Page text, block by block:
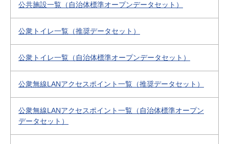
公共施設一覧（自治体標準オープンデータセット）
公衆トイレ一覧（推奨データセット）
公衆トイレ一覧（自治体標準オープンデータセット）
公衆無線LANアクセスポイント一覧（推奨データセット）
公衆無線LANアクセスポイント一覧（自治体標準オープン
データセット）